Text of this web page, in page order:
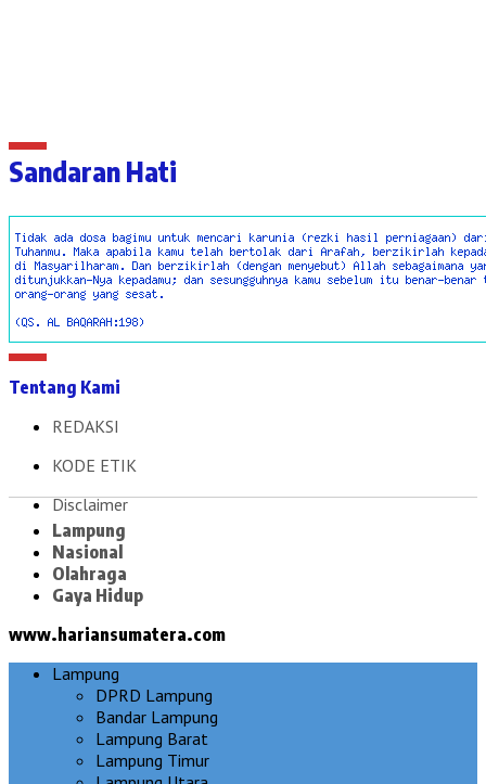
Sandaran Hati
Tentang Kami
REDAKSI
KODE ETIK
Disclaimer
Lampung
Nasional
Olahraga
Gaya Hidup
www.hariansumatera.com
Lampung
DPRD Lampung
Bandar Lampung
Lampung Barat
Lampung Timur